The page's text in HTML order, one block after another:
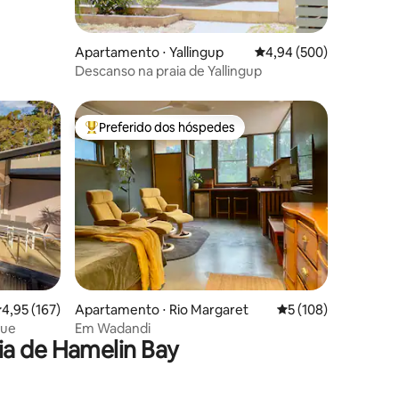
Apartamento ⋅ Yallingup 4,94 de uma avaliação
4,94 (500)
Descanso na praia de Yallingup
hóspedes
de uma avaliação média de 5, 167 avaliações
4,95 (167)
Entre os melhores preferidos dos hóspedes
Preferido dos hóspedes
Apartamento ⋅ Rio Margaret 5 de uma avaliação
5 (108)
Em Wadandi
de Hamelin Bay